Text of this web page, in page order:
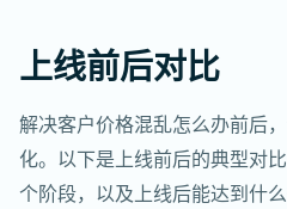
上线前后对比
解决客户价格混乱怎么办前后
化。以下是上线前后的典型对
个阶段，以及上线后能达到什么